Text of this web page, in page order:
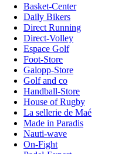
Basket-Center
Daily Bikers
Direct Running
Direct-Volley
Espace Golf
Foot-Store
Galopp-Store
Golf and co
Handball-Store
House of Rugby
La sellerie de Maé
Made in Paradis
Nauti-wave
On-Fight